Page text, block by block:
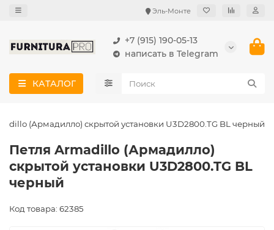
Эль-Монте
+7 (915) 190-05-13
написать в Telegram
КАТАЛОГ
(Армадилло) скрытой установки U3D2800.TG BL черный
Петля Armadillo (Армадилло)
скрытой установки U3D2800.TG BL
черный
Код товара: 62385